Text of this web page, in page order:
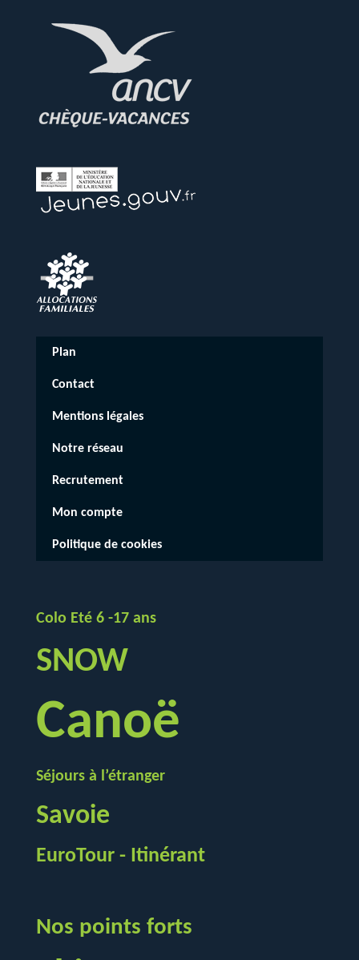
Plan
Contact
Mentions légales
Notre réseau
Recrutement
Mon compte
Politique de cookies
Colo Eté 6 -17 ans
SNOW
Canoë
Séjours à l’étranger
Savoie
EuroTour - Itinérant
Nos points forts